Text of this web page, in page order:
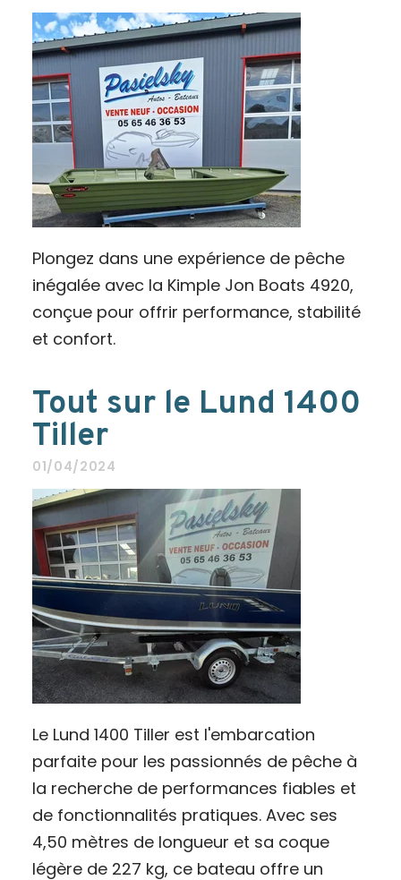
Plongez dans une expérience de pêche
inégalée avec la Kimple Jon Boats 4920,
conçue pour offrir performance, stabilité
et confort.
Tout sur le Lund 1400
Tiller
01/04/2024
Le Lund 1400 Tiller est l'embarcation
parfaite pour les passionnés de pêche à
la recherche de performances fiables et
de fonctionnalités pratiques. Avec ses
4,50 mètres de longueur et sa coque
légère de 227 kg, ce bateau offre un